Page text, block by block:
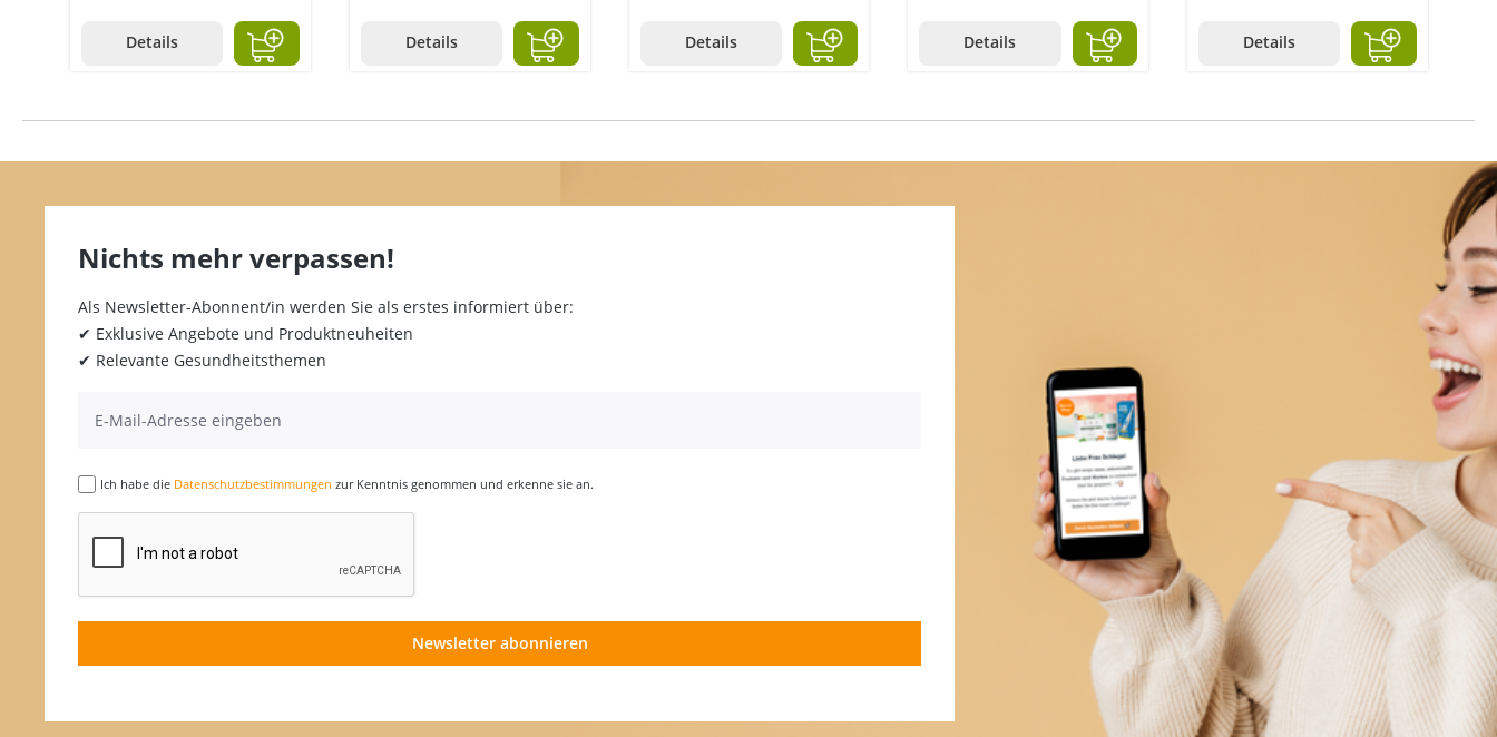
Details Details Details Details Details
Nichts mehr verpassen!
Als Newsletter-Abonnent/in werden Sie als erstes informiert über:
✔ Exklusive Angebote und Produktneuheiten
✔ Relevante Gesundheitsthemen
Ich habe die Datenschutzbestimmungen zur Kenntnis genommen und erkenne sie an.
Newsletter abonnieren